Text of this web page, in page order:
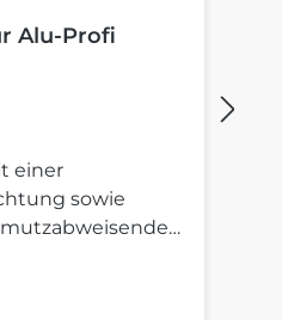
Alu-Profi
einer
sowie